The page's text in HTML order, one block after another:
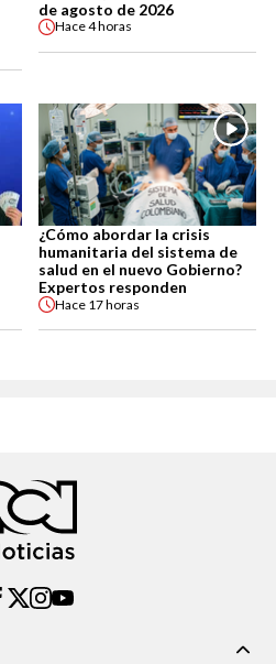
de agosto de 2026
Hace4 horas
¿Cómo abordar la crisis
humanitaria del sistema de
salud en el nuevo Gobierno?
Expertos responden
Hace 17 horas